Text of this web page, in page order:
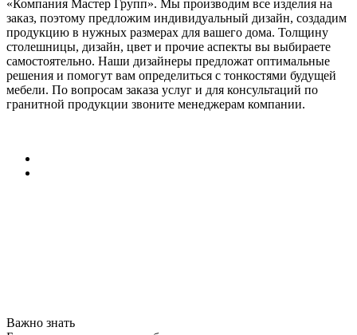
«Компания Мастер Групп». Мы производим все изделия на
заказ, поэтому предложим индивидуальный дизайн, создадим
продукцию в нужных размерах для вашего дома. Толщину
столешницы, дизайн, цвет и прочие аспекты вы выбираете
самостоятельно. Наши дизайнеры предложат оптимальные
решения и помогут вам определиться с тонкостями будущей
мебели. По вопросам заказа услуг и для консультаций по
гранитной продукции звоните менеджерам компании.
Важно знать